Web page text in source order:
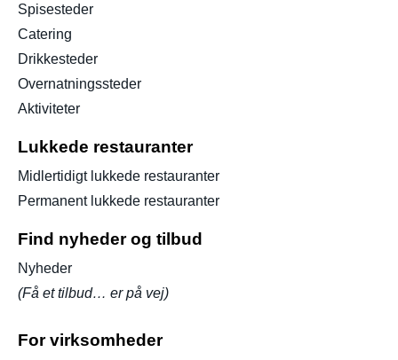
Spisesteder
Catering
Drikkesteder
Overnatningssteder
Aktiviteter
Lukkede restauranter
Midlertidigt lukkede restauranter
Permanent lukkede restauranter
Find nyheder og tilbud
Nyheder
(Få et tilbud… er på vej)
For virksomheder